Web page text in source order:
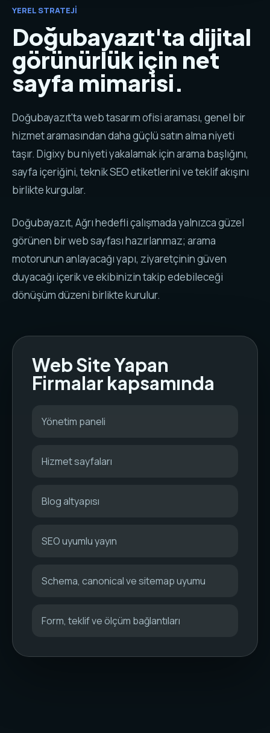
YEREL STRATEJI
Doğubayazıt'ta dijital
görünürlük için net
sayfa mimarisi.
Doğubayazıt'ta web tasarım ofisi araması, genel bir
hizmet aramasından daha güçlü satın alma niyeti
taşır. Digixy bu niyeti yakalamak için arama başlığını,
sayfa içeriğini, teknik SEO etiketlerini ve teklif akışını
birlikte kurgular.
Doğubayazıt, Ağrı hedefli çalışmada yalnızca güzel
görünen bir web sayfası hazırlanmaz; arama
motorunun anlayacağı yapı, ziyaretçinin güven
duyacağı içerik ve ekibinizin takip edebileceği
dönüşüm düzeni birlikte kurulur.
Web Site Yapan
Firmalar kapsamında
Yönetim paneli
Hizmet sayfaları
Blog altyapısı
SEO uyumlu yayın
Schema, canonical ve sitemap uyumu
Form, teklif ve ölçüm bağlantıları